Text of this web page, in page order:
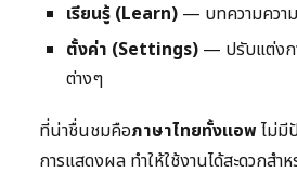
เรียนรู้ (Learn) — บทความควา
ตั้งค่า (Settings) — ปรับแต่งก
ต่างๆ
ที่น่าชื่นชมคือภาษาไทยทั้งแอพ ไม่มี
การแสดงผล ทำให้ใช้งานได้สะดวกส